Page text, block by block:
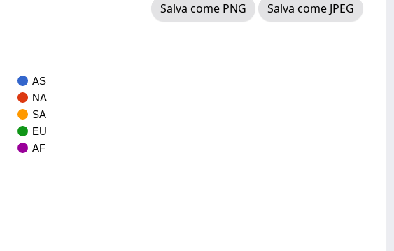
Salva come PNG
Salva come JPEG
AS
NA
SA
EU
AF